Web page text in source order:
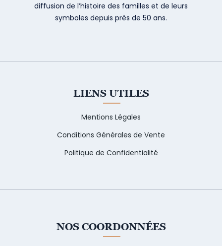
diffusion de l’histoire des familles et de leurs
symboles depuis près de 50 ans.
LIENS UTILES
Mentions Légales
Conditions Générales de Vente
Politique de Confidentialité
NOS COORDONNÉES